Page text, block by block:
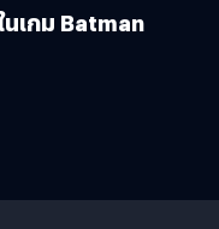
เกม Batman